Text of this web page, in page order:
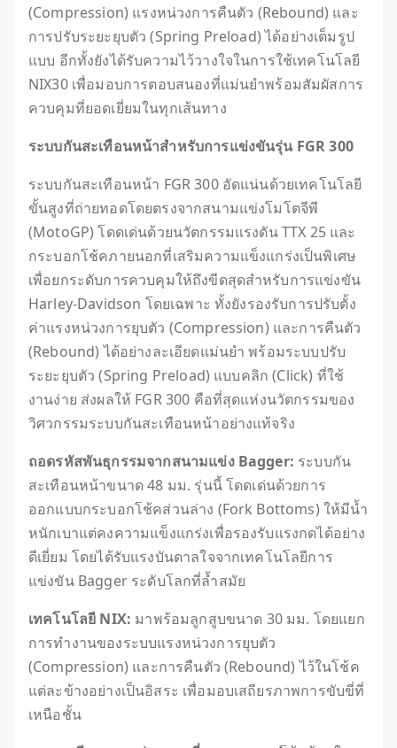
(Compression) แรงหน่วงการคืนตัว (Rebound) และ
การปรับระยะยุบตัว (Spring Preload) ได้อย่างเต็มรูป
แบบ อีกทั้งยังได้รับความไว้วางใจในการใช้เทคโนโลยี
NIX30 เพื่อมอบการตอบสนองที่แม่นยำพร้อมสัมผัสการ
ควบคุมที่ยอดเยี่ยมในทุกเส้นทาง
ระบบกันสะเทือนหน้าสำหรับการแข่งขันรุ่น FGR 300
ระบบกันสะเทือนหน้า FGR 300 อัดแน่นด้วยเทคโนโลยี
ขั้นสูงที่ถ่ายทอดโดยตรงจากสนามแข่งโมโตจีพี
(MotoGP) โดดเด่นด้วยนวัตกรรมแรงดัน TTX 25 และ
กระบอกโช้คภายนอกที่เสริมความแข็งแกร่งเป็นพิเศษ
เพื่อยกระดับการควบคุมให้ถึงขีดสุดสำหรับการแข่งขัน
Harley-Davidson โดยเฉพาะ ทั้งยังรองรับการปรับตั้ง
ค่าแรงหน่วงการยุบตัว (Compression) และการคืนตัว
(Rebound) ได้อย่างละเอียดแม่นยำ พร้อมระบบปรับ
ระยะยุบตัว (Spring Preload) แบบคลิก (Click) ที่ใช้
งานง่าย ส่งผลให้ FGR 300 คือที่สุดแห่งนวัตกรรมของ
วิศวกรรมระบบกันสะเทือนหน้าอย่างแท้จริง
ถอดรหัสพันธุกรรมจากสนามแข่งBagger: ระบบกัน
สะเทือนหน้าขนาด 48 มม. รุ่นนี้ โดดเด่นด้วยการ
ออกแบบกระบอกโช้คส่วนล่าง (Fork Bottoms) ให้มีน้ำ
หนักเบาแต่คงความแข็งแกร่งเพื่อรองรับแรงกดได้อย่าง
ดีเยี่ยม โดยได้รับแรงบันดาลใจจากเทคโนโลยีการ
แข่งขัน Bagger ระดับโลกที่ล้ำสมัย
เทคโนโลยี NIX: มาพร้อมลูกสูบขนาด 30 มม. โดยแยก
การทำงานของระบบแรงหน่วงการยุบตัว
(Compression) และการคืนตัว (Rebound) ไว้ในโช้ค
แต่ละข้างอย่างเป็นอิสระ เพื่อมอบเสถียรภาพการขับขี่ที่
เหนือชั้น